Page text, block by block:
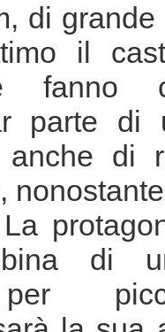
di
il
fanno
parte di
anche di
di
per